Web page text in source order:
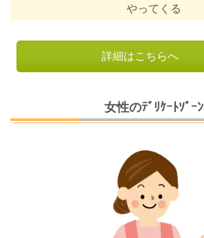
やってくる
詳細はこちらへ
女性のﾃﾞﾘｹｰﾄｿﾞｰﾝ